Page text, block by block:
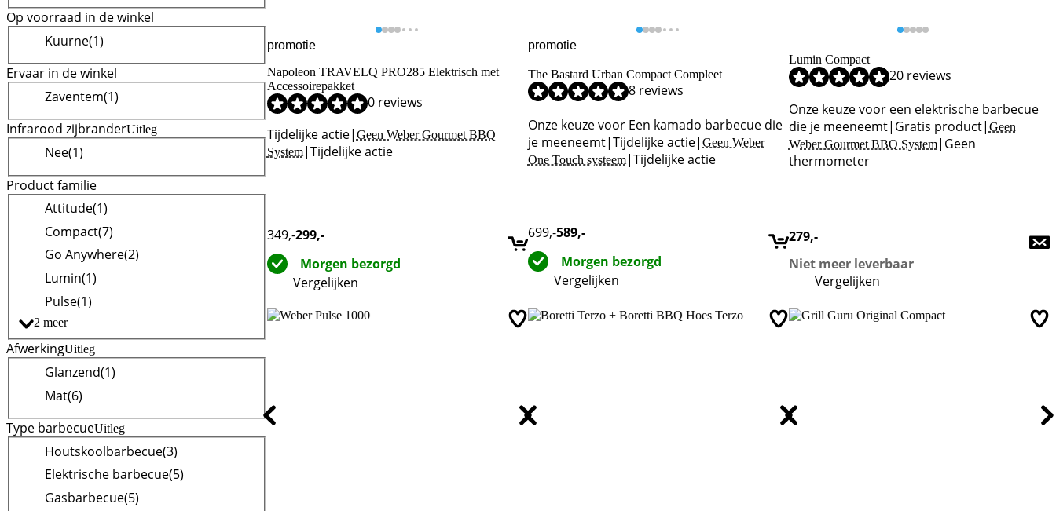
Op voorraad in de winkel
Kuurne(1)
Ervaar in de winkel
Zaventem(1)
Infrarood zijbranderUitleg
Nee(1)
Product familie
Attitude(1)
Compact(7)
Go Anywhere(2)
Lumin(1)
Pulse(1)
2 meer
AfwerkingUitleg
Glanzend(1)
Mat(6)
Type barbecueUitleg
Houtskoolbarbecue(3)
Elektrische barbecue(5)
Gasbarbecue(5)
promotie
Napoleon TRAVELQ PRO285 Elektrisch met
Accessoirepakket
0 reviews
Tijdelijke actie|Geen Weber Gourmet BBQ
System|Tijdelijke actie
349,-299,-
Morgen bezorgd
Vergelijken
promotie
The Bastard Urban Compact Compleet
Beoordeling is 9,1 van de 10, gebaseerd op 8 reviews.
8 reviews
Onze keuze voor Een kamado barbecue die
je meeneemt|Tijdelijke actie| Geen Weber
One Touch systeem|Tijdelijke actie
699,-589,-
Morgen bezorgd
Vergelijken
Lumin Compact
Beoordeling is 8,8 van de 10, gebaseerd op 20 reviews.
20 reviews
Onze keuze voor een elektrische barbecue
die je meeneemt| Gratis product|Geen
Weber Gourmet BBQ System| Geen
thermometer
279,-
Niet meer leverbaar
Vergelijken